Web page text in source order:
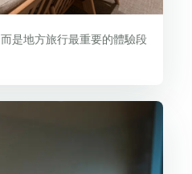
是地方旅行最重要的體驗段